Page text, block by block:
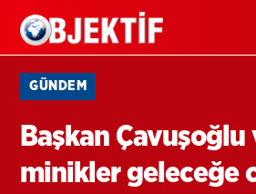
GÜNDEM
Başkan Çavuşoğlu
minikler geleceğe